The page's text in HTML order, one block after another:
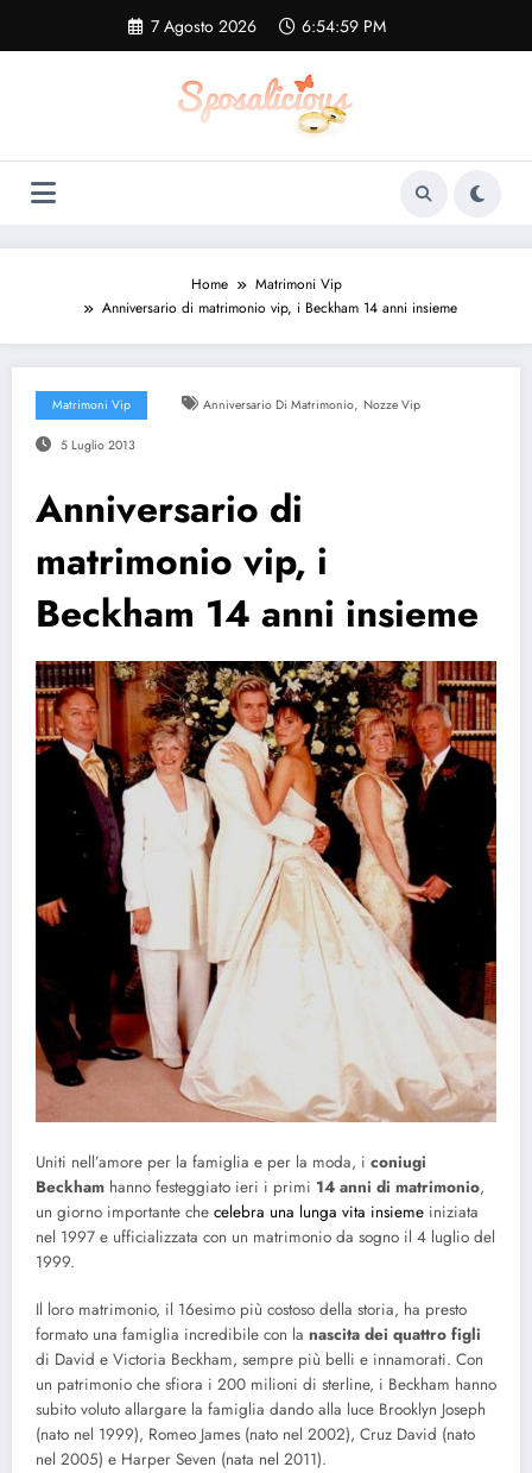
contenuto
7 Agosto 2026 6:54:59 PM
Home
Matrimoni Vip
Anniversario di matrimonio vip, i Beckham 14 anni insieme
Matrimoni Vip Anniversario Di Matrimonio, Nozze Vip
5 Luglio 2013
Anniversario di
matrimonio vip, i
Beckham 14 anni insieme
Uniti nell’amore per la famiglia e per la moda, i coniugi
Beckham hanno festeggiato ieri i primi 14 anni di matrimonio,
un giorno importante che celebra una lunga vita insieme iniziata
nel 1997 e ufficializzata con un matrimonio da sogno il 4 luglio del
1999.
Il loro matrimonio, il 16esimo più costoso della storia, ha presto
formato una famiglia incredibile con la nascita dei quattro figli
di David e Victoria Beckham, sempre più belli e innamorati. Con
un patrimonio che sfiora i 200 milioni di sterline, i Beckham hanno
subito voluto allargare la famiglia dando alla luce Brooklyn Joseph
(nato nel 1999), Romeo James (nato nel 2002), Cruz David (nato
nel 2005) e Harper Seven (nata nel 2011).